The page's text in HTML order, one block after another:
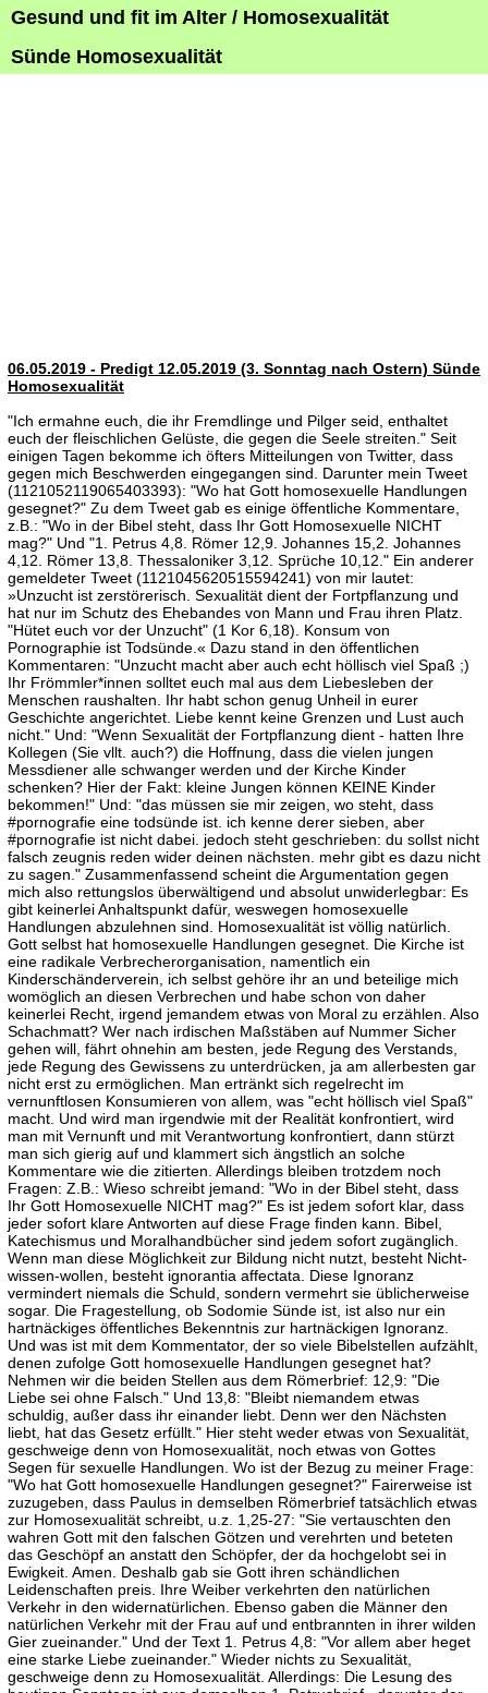
Gesund und fit im Alter / Homosexualität
Sünde Homosexualität
06.05.2019 - Predigt 12.05.2019 (3. Sonntag nach Ostern) Sünde
Homosexualität
"Ich ermahne euch, die ihr Fremdlinge und Pilger seid, enthaltet
euch der fleischlichen Gelüste, die gegen die Seele streiten." Seit
einigen Tagen bekomme ich öfters Mitteilungen von Twitter, dass
gegen mich Beschwerden eingegangen sind. Darunter mein Tweet
(1121052119065403393): "Wo hat Gott homosexuelle Handlungen
gesegnet?" Zu dem Tweet gab es einige öffentliche Kommentare,
z.B.: "Wo in der Bibel steht, dass Ihr Gott Homosexuelle NICHT
mag?" Und "1. Petrus 4,8. Römer 12,9. Johannes 15,2. Johannes
4,12. Römer 13,8. Thessaloniker 3,12. Sprüche 10,12." Ein anderer
gemeldeter Tweet (1121045620515594241) von mir lautet:
»Unzucht ist zerstörerisch. Sexualität dient der Fortpflanzung und
hat nur im Schutz des Ehebandes von Mann und Frau ihren Platz.
"Hütet euch vor der Unzucht" (1 Kor 6,18). Konsum von
Pornographie ist Todsünde.« Dazu stand in den öffentlichen
Kommentaren: "Unzucht macht aber auch echt höllisch viel Spaß ;)
Ihr Frömmler*innen solltet euch mal aus dem Liebesleben der
Menschen raushalten. Ihr habt schon genug Unheil in eurer
Geschichte angerichtet. Liebe kennt keine Grenzen und Lust auch
nicht." Und: "Wenn Sexualität der Fortpflanzung dient - hatten Ihre
Kollegen (Sie vllt. auch?) die Hoffnung, dass die vielen jungen
Messdiener alle schwanger werden und der Kirche Kinder
schenken? Hier der Fakt: kleine Jungen können KEINE Kinder
bekommen!" Und: "das müssen sie mir zeigen, wo steht, dass
#pornografie eine todsünde ist. ich kenne derer sieben, aber
#pornografie ist nicht dabei. jedoch steht geschrieben: du sollst nicht
falsch zeugnis reden wider deinen nächsten. mehr gibt es dazu nicht
zu sagen." Zusammenfassend scheint die Argumentation gegen
mich also rettungslos überwältigend und absolut unwiderlegbar: Es
gibt keinerlei Anhaltspunkt dafür, weswegen homosexuelle
Handlungen abzulehnen sind. Homosexualität ist völlig natürlich.
Gott selbst hat homosexuelle Handlungen gesegnet. Die Kirche ist
eine radikale Verbrecherorganisation, namentlich ein
Kinderschänderverein, ich selbst gehöre ihr an und beteilige mich
womöglich an diesen Verbrechen und habe schon von daher
keinerlei Recht, irgend jemandem etwas von Moral zu erzählen. Also
Schachmatt? Wer nach irdischen Maßstäben auf Nummer Sicher
gehen will, fährt ohnehin am besten, jede Regung des Verstands,
jede Regung des Gewissens zu unterdrücken, ja am allerbesten gar
nicht erst zu ermöglichen. Man ertränkt sich regelrecht im
vernunftlosen Konsumieren von allem, was "echt höllisch viel Spaß"
macht. Und wird man irgendwie mit der Realität konfrontiert, wird
man mit Vernunft und mit Verantwortung konfrontiert, dann stürzt
man sich gierig auf und klammert sich ängstlich an solche
Kommentare wie die zitierten. Allerdings bleiben trotzdem noch
Fragen: Z.B.: Wieso schreibt jemand: "Wo in der Bibel steht, dass
Ihr Gott Homosexuelle NICHT mag?" Es ist jedem sofort klar, dass
jeder sofort klare Antworten auf diese Frage finden kann. Bibel,
Katechismus und Moralhandbücher sind jedem sofort zugänglich.
Wenn man diese Möglichkeit zur Bildung nicht nutzt, besteht Nicht-
wissen-wollen, besteht ignorantia affectata. Diese Ignoranz
vermindert niemals die Schuld, sondern vermehrt sie üblicherweise
sogar. Die Fragestellung, ob Sodomie Sünde ist, ist also nur ein
hartnäckiges öffentliches Bekenntnis zur hartnäckigen Ignoranz.
Und was ist mit dem Kommentator, der so viele Bibelstellen aufzählt,
denen zufolge Gott homosexuelle Handlungen gesegnet hat?
Nehmen wir die beiden Stellen aus dem Römerbrief: 12,9: "Die
Liebe sei ohne Falsch." Und 13,8: "Bleibt niemandem etwas
schuldig, außer dass ihr einander liebt. Denn wer den Nächsten
liebt, hat das Gesetz erfüllt." Hier steht weder etwas von Sexualität,
geschweige denn von Homosexualität, noch etwas von Gottes
Segen für sexuelle Handlungen. Wo ist der Bezug zu meiner Frage:
"Wo hat Gott homosexuelle Handlungen gesegnet?" Fairerweise ist
zuzugeben, dass Paulus in demselben Römerbrief tatsächlich etwas
zur Homosexualität schreibt, u.z. 1,25-27: "Sie vertauschten den
wahren Gott mit den falschen Götzen und verehrten und beteten
das Geschöpf an anstatt den Schöpfer, der da hochgelobt sei in
Ewigkeit. Amen. Deshalb gab sie Gott ihren schändlichen
Leidenschaften preis. Ihre Weiber verkehrten den natürlichen
Verkehr in den widernatürlichen. Ebenso gaben die Männer den
natürlichen Verkehr mit der Frau auf und entbrannten in ihrer wilden
Gier zueinander." Und der Text 1. Petrus 4,8: "Vor allem aber heget
eine starke Liebe zueinander." Wieder nichts zu Sexualität,
geschweige denn zu Homosexualität. Allerdings: Die Lesung des